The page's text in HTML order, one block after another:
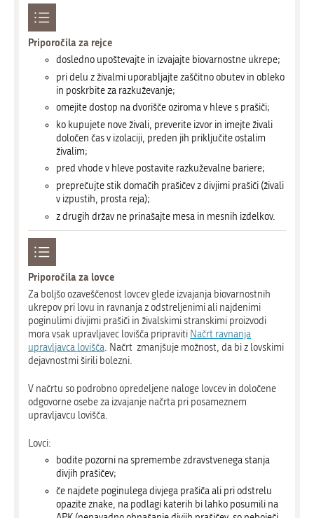
Priporočila za rejce
dosledno upoštevajte in izvajajte biovarnostne ukrepe;
pri delu z živalmi uporabljajte zaščitno obutev in obleko
in poskrbite za razkuževanje;
omejite dostop na dvorišče oziroma v hleve s prašiči;
ko kupujete nove živali, preverite izvor in imejte živali
določen čas v izolaciji, preden jih priključite ostalim
živalim;
pred vhode v hleve postavite razkuževalne bariere;
preprečujte stik domačih prašičev z divjimi prašiči (živali
v izpustih, prosta reja);
z drugih držav ne prinašajte mesa in mesnih izdelkov.
Priporočila za lovce
Za boljšo ozaveščenost lovcev glede izvajanja biovarnostnih
ukrepov pri lovu in ravnanja z odstreljenimi ali najdenimi
poginulimi divjimi prašiči in živalskimi stranskimi proizvodi
mora vsak upravljavec lovišča pripraviti Načrt ravnanja
upravljavca lovišča. Načrt zmanjšuje možnost, da bi z lovskimi
dejavnostmi širili bolezni.
V načrtu so podrobno opredeljene naloge lovcev in določene
odgovorne osebe za izvajanje načrta pri posameznem
upravljavcu lovišča.
Lovci:
bodite pozorni na spremembe zdravstvenega stanja
divjih prašičev;
če najdete poginulega divjega prašiča ali pri odstrelu
opazite znake, na podlagi katerih bi lahko posumili na